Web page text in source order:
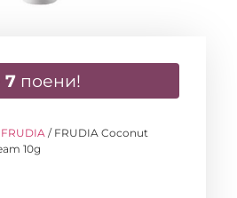
7 поени!
FRUDIA / FRUDIA Coconut
10g